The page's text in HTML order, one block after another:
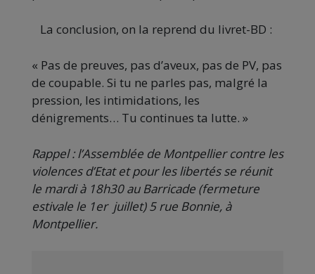
La conclusion, on la reprend du livret-BD :
« Pas de preuves, pas d’aveux, pas de PV, pas
de coupable. Si tu ne parles pas, malgré la
pression, les intimidations, les
dénigrements… Tu continues ta lutte. »
Rappel : l’Assemblée de Montpellier contre les
violences d’Etat et pour les libertés se réunit
le mardi à 18h30 au Barricade (fermeture
estivale le 1er juillet) 5 rue Bonnie, à
Montpellier.